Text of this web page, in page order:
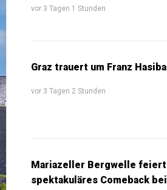
vor 3 Tagen 1 Stunden
Graz trauert um Franz Hasiba
vor 3 Tagen 2 Stunden
Mariazeller Bergwelle feiert
spektakuläres Comeback bei